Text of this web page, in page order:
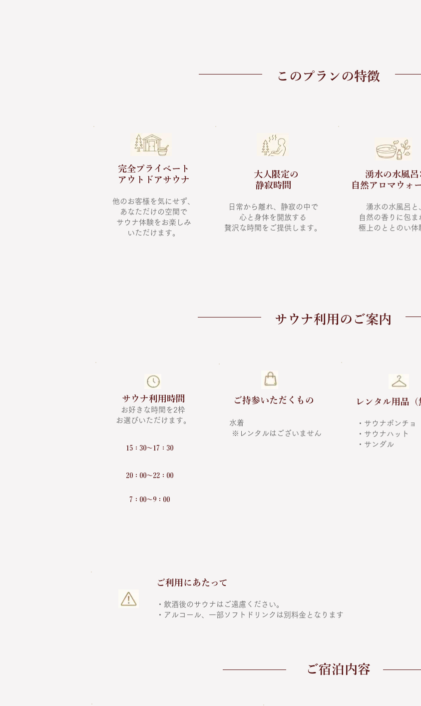
​このプランの特徴
完全プライベート
​アウトドアサウナ
他のお客様を気にせず、
あなただけの空間で
​サウナ体験をお楽しみ
いただけます。
大人限定の
​静寂時間
日常から離れ、静寂の中で
心と身体を開放する
​贅沢な時間をご提供します。
湧水の水風
自然アロマウォ
湧水の水風呂と
自然の香りに包ま
極上のととのい体
サウナ利用時間
お好きな時間を2枠
お選びいただけます。
​15：30〜17：30
​20：00〜22：00
​7：00〜9：00
ご持参いただくもの
水着
​ ※レンタルはございません
レンタル用品（
・サウナポンチョ
​ ・サウナハット
​ ・サンダル
​サウナ利用のご案内
ご利用にあたって
​・飲酒後のサウナはご遠慮ください。
​・アルコール、一部ソフトドリンクは別料金となります
ご宿泊内容